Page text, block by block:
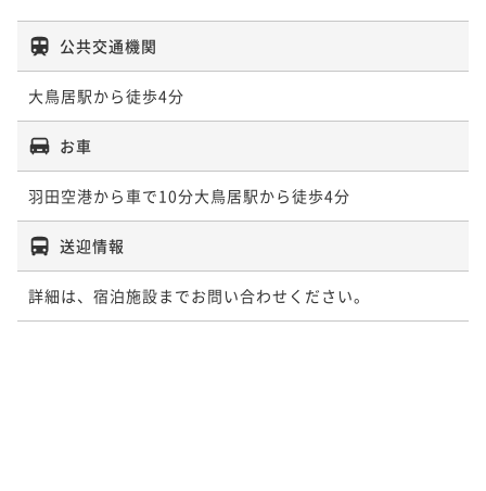
公共交通機関
大鳥居駅から徒歩4分
お車
羽田空港から車で10分大鳥居駅から徒歩4分
送迎情報
詳細は、宿泊施設までお問い合わせください。